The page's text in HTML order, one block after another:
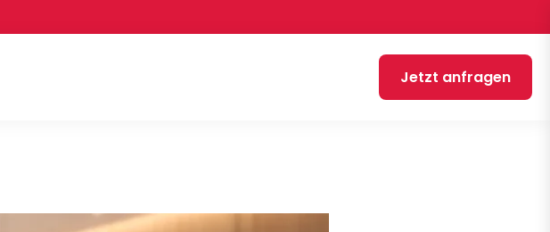
Jetzt anfragen